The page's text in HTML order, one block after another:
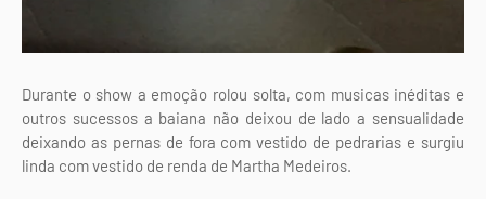
Durante o show a emoção rolou solta, com musicas inéditas e
outros sucessos a baiana não deixou de lado a sensualidade
deixando as pernas de fora com vestido de pedrarias e surgiu
linda com vestido de renda de Martha Medeiros.